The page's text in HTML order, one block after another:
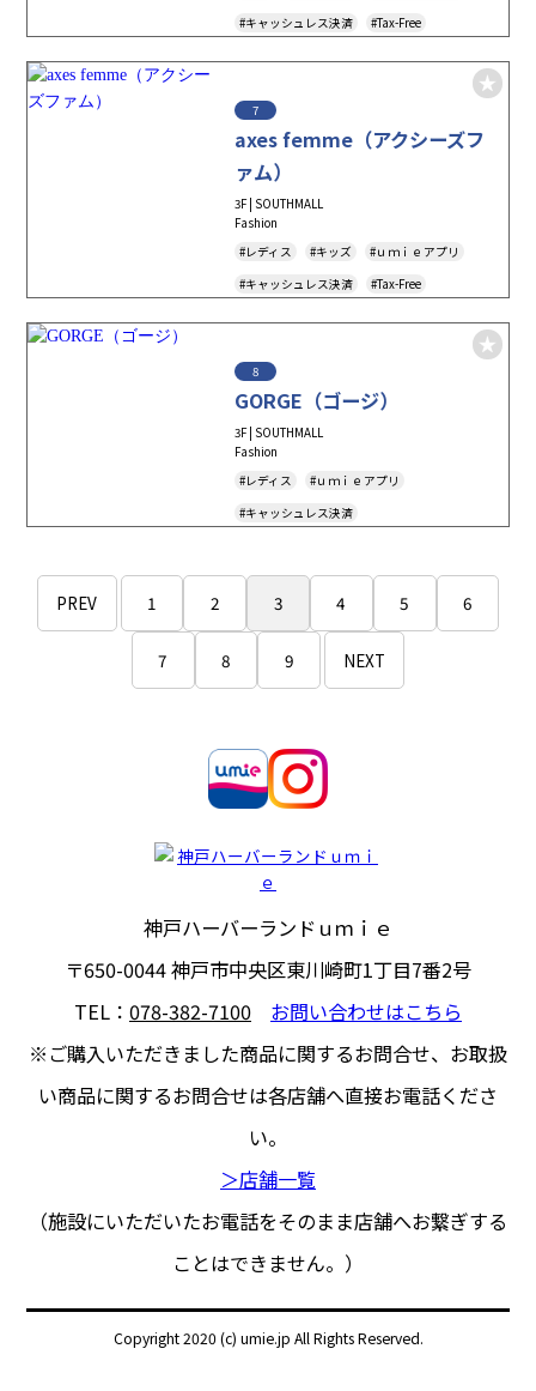
#キャッシュレス決済
#Tax-Free
7
axes femme（アクシーズフ
ァム）
3F | SOUTHMALL
Fashion
#レディス
#キッズ
#ｕｍｉｅアプリ
#キャッシュレス決済
#Tax-Free
8
GORGE（ゴージ）
3F | SOUTHMALL
Fashion
#レディス
#ｕｍｉｅアプリ
#キャッシュレス決済
PREV 1 2 3 4 5 6
7 8 9 NEXT
神戸ハーバーランドｕｍｉｅ
〒650-0044神戸市中央区東川崎町1丁目7番2号
TEL： 078-382-7100
お問い合わせはこちら
※ご購入いただきました商品に関するお問合せ、 お取扱
い商品に関するお問合せは各店舗へ直接お電話くださ
い。
＞店舗一覧
（施設にいただいたお電話をそのまま店舗へお繋ぎする
ことはできません。）
Copyright 2020 (c) umie.jp All Rights Reserved.